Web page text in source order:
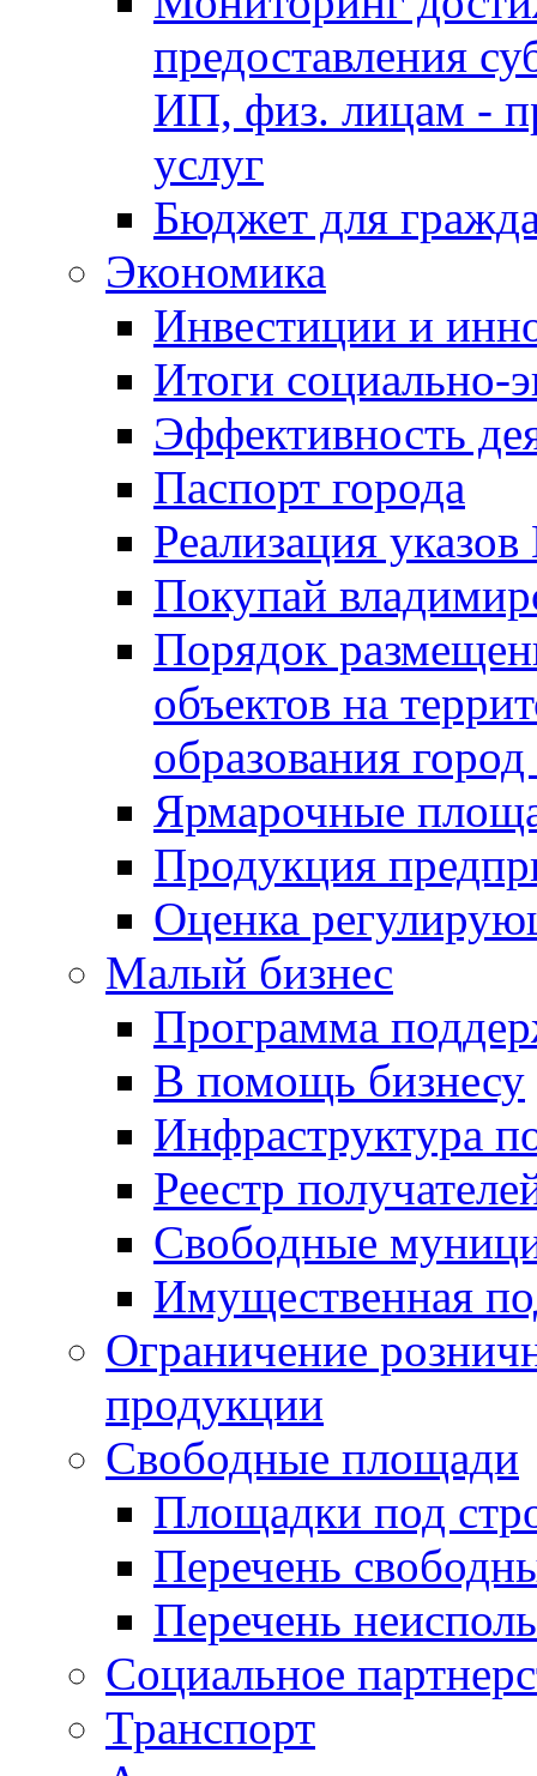
предоставления
ИП, физ. лицам -
услуг
Бюджет для
Экономика
Инвестиции и
Итоги социально-
Эффективность
Паспорт города
Реализация
Покупай
Порядок
объектов на
образования
Ярмарочные
Продукция
Оценка
Малый бизнес
Программа
В помощь бизнесу
Инфраструктура
Реестр
Свободные
Имущественная
Ограничение
продукции
Свободные площади
Площадки под
Перечень
Перечень
Социальное
Транспорт